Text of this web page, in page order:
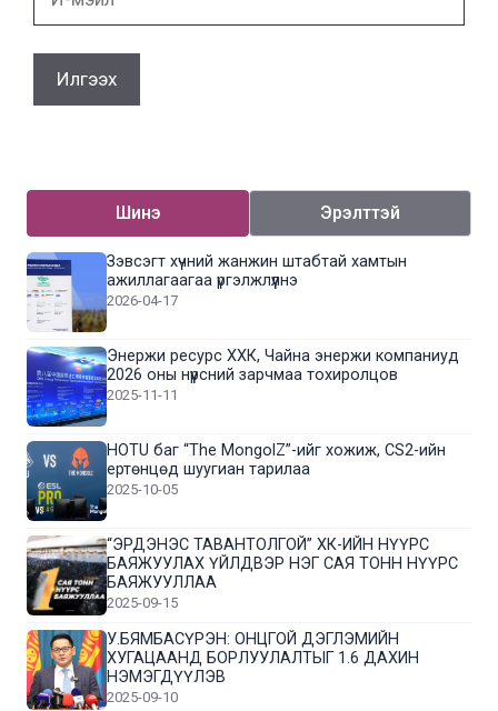
мэйл
Шинэ Эрэлттэй
Зэвсэгт хүчний жанжин штабтай хамтын
ажиллагаагаа үргэлжлүүлнэ
2026-04-17
Энержи ресурс ХХК, Чайна энержи компаниуд
2026 оны нүүрсний зарчмаа тохиролцов
2025-11-11
HOTU баг “The MongolZ”-ийг хожиж, CS2-ийн
ертөнцөд шуугиан тарилаа
2025-10-05
“ЭРДЭНЭС ТАВАНТОЛГОЙ” ХК-ИЙН НҮҮРС
БАЯЖУУЛАХ ҮЙЛДВЭР НЭГ САЯ ТОНН НҮҮРС
БАЯЖУУЛЛАА
2025-09-15
У.БЯМБАСҮРЭН: ОНЦГОЙ ДЭГЛЭМИЙН
ХУГАЦААНД БОРЛУУЛАЛТЫГ 1.6 ДАХИН
НЭМЭГДҮҮЛЭВ
2025-09-10